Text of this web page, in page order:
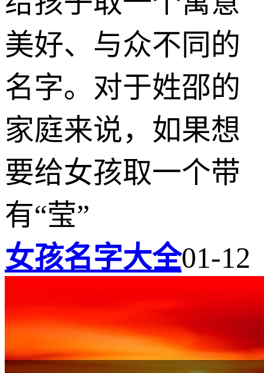
美好、与众不同的
名字。对于姓邵的
家庭来说，如果想
要给女孩取一个带
有“莹”
女孩名字大全01-12